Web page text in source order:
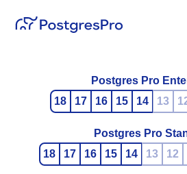
Postgres Pro
18
17 16 15 14 13
Postgres Pro
18
17 16 15 14 13 12